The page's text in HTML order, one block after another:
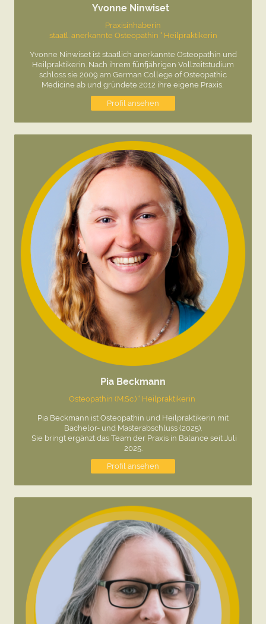
Yvonne Ninwiset
Praxisinhaberin
staatl. anerkannte Osteopathin ° Heilpraktikerin
Yvonne Ninwiset ist staatlich anerkannte Osteopathin und
Heilpraktikerin. Nach ihrem fünfjährigen Vollzeitstudium
schloss sie 2009 am German College of Osteopathic
Medicine ab und gründete 2012 ihre eigene Praxis.
Profil ansehen
Pia Beckmann
Osteopathin (M.Sc.) ° Heilpraktikerin
Pia Beckmann ist Osteopathin und Heilpraktikerin mit
Bachelor- und Masterabschluss (2025).
Sie bringt ergänzt das Team der Praxis in Balance seit Juli
2025.
Profil ansehen